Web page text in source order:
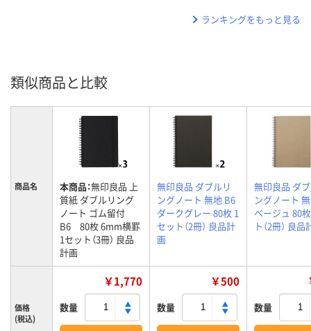
ランキングをもっと見る
類似商品と比較
商品名 本商品：無印良品 上
質紙 ダブルリング
ノート ゴム留付
B6 80枚 6mm横罫
1セット（3冊） 良品
計画
無印良品 ダブルリ
ングノート 無地 B6
ダークグレー 80枚 1
セット（2冊） 良品計
画
無印良品 ダ
ングノート
ベージュ 80
ト（2冊） 良品
価格
(税込)
￥1,770
数量
￥500
数量 数量